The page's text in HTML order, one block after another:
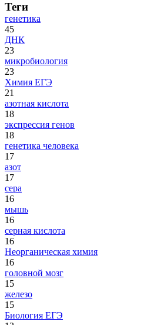
Теги
генетика
45
ДНК
23
микробиология
23
Химия ЕГЭ
21
азотная кислота
18
экспрессия генов
18
генетика человека
17
азот
17
сера
16
мышь
16
серная кислота
16
Неорганическая химия
16
головной мозг
15
железо
15
Биология ЕГЭ